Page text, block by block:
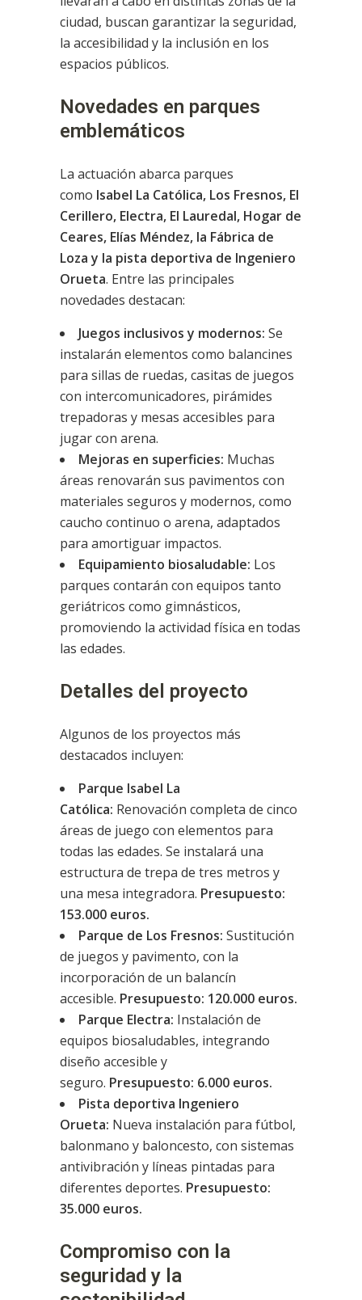
ciudad, buscan garantizar la seguridad,
la accesibilidad y la inclusión en los
espacios públicos.
Novedades en parques
emblemáticos
La actuación abarca parques
como Isabel La Católica, Los Fresnos, El
Cerillero, Electra, El Lauredal, Hogar de
Ceares, Elías Méndez, la Fábrica de
Loza y la pista deportiva de Ingeniero
Orueta. Entre las principales
novedades destacan:
Juegos inclusivos y modernos: Se
instalarán elementos como balancines
para sillas de ruedas, casitas de juegos
con intercomunicadores, pirámides
trepadoras y mesas accesibles para
jugar con arena.
Mejoras en superficies: Muchas
áreas renovarán sus pavimentos con
materiales seguros y modernos, como
caucho continuo o arena, adaptados
para amortiguar impactos.
Equipamiento biosaludable: Los
parques contarán con equipos tanto
geriátricos como gimnásticos,
promoviendo la actividad física en todas
las edades.
Detalles del proyecto
Algunos de los proyectos más
destacados incluyen:
Parque Isabel La
Católica: Renovación completa de cinco
áreas de juego con elementos para
todas las edades. Se instalará una
estructura de trepa de tres metros y
una mesa integradora. Presupuesto:
153.000 euros.
Parque de Los Fresnos: Sustitución
de juegos y pavimento, con la
incorporación de un balancín
accesible. Presupuesto: 120.000 euros.
Parque Electra: Instalación de
equipos biosaludables, integrando
diseño accesible y
seguro. Presupuesto: 6.000 euros.
Pista deportiva Ingeniero
Orueta: Nueva instalación para fútbol,
balonmano y baloncesto, con sistemas
antivibración y líneas pintadas para
diferentes deportes. Presupuesto:
35.000 euros.
Compromiso con la
seguridad y la